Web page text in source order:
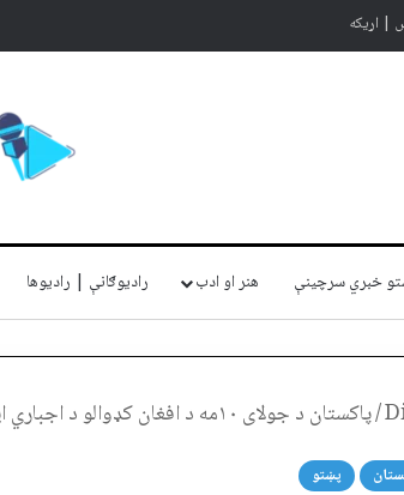
| اړیکه
خبري سرچينې هنر او ادب رادیوګانې | رادیوها
/پاکستان د جولای ۱۰مه د افغان کډوالو د اجباري ایستلو نوې نېټه وټاکله — Amu TV
پښتو